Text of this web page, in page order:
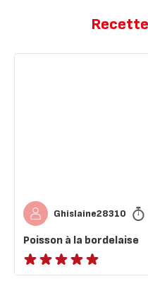
Ghislaine28310
Poisson à la bordelaise
ratings.NaN